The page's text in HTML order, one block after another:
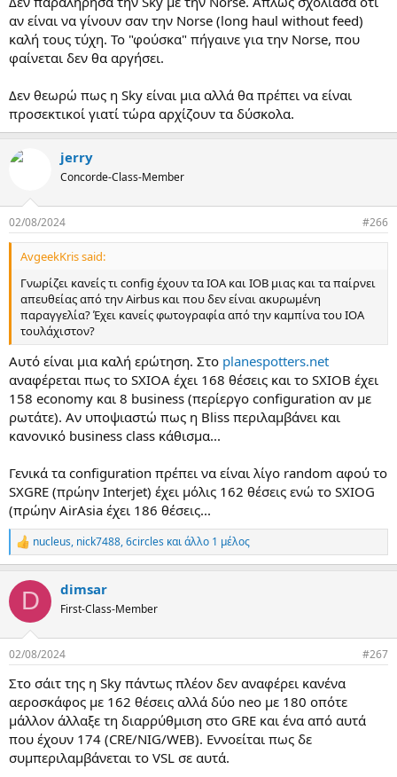
αν είναι να γίνουν σαν την Norse (long haul without feed)
καλή τους τύχη. Το "φούσκα" πήγαινε για την Norse, που
φαίνεται δεν θα αργήσει.
Δεν θεωρώ πως η Sky είναι μια αλλά θα πρέπει να είναι
προσεκτικοί γιατί τώρα αρχίζουν τα δύσκολα.
jerry
Concorde-Class-Member
02/08/2024 #266
AvgeekKris said:
Γνωρίζει κανείς τι config έχουν τα ΙΟΑ και ΙΟΒ μιας και τα παίρνει
απευθείας από την Airbus και που δεν είναι ακυρωμένη
παραγγελία? Έχει κανείς φωτογραφία από την καμπίνα του ΙΟΑ
τουλάχιστον?
Αυτό είναι μια καλή ερώτηση. Στο planespotters.net
αναφέρεται πως το SXIOA έχει 168 θέσεις και το SXIOB έχει
158 economy και 8 business (περίεργο configuration αν με
ρωτάτε). Αν υποψιαστώ πως η Bliss περιλαμβάνει και
κανονικό business class κάθισμα...
Γενικά τα configuration πρέπει να είναι λίγο random αφού το
SXGRE (πρώην Interjet) έχει μόλις 162 θέσεις ενώ το SXIOG
(πρώην AirAsia έχει 186 θέσεις...
R
e
c
i
s
nucleus, nick7488,6circles και άλλο 1 μέλος
D dimsar
First-Class-Member
02/08/2024 #267
Στο σάιτ της η Sky πάντως πλέον δεν αναφέρει κανένα
αεροσκάφος με 162 θέσεις αλλά δύο neo με 180 οπότε
μάλλον άλλαξε τη διαρρύθμιση στο GRE και ένα από αυτά
που έχουν 174 (CRE/NIG/WEB). Εννοείται πως δε
συμπεριλαμβάνεται το VSL σε αυτά.